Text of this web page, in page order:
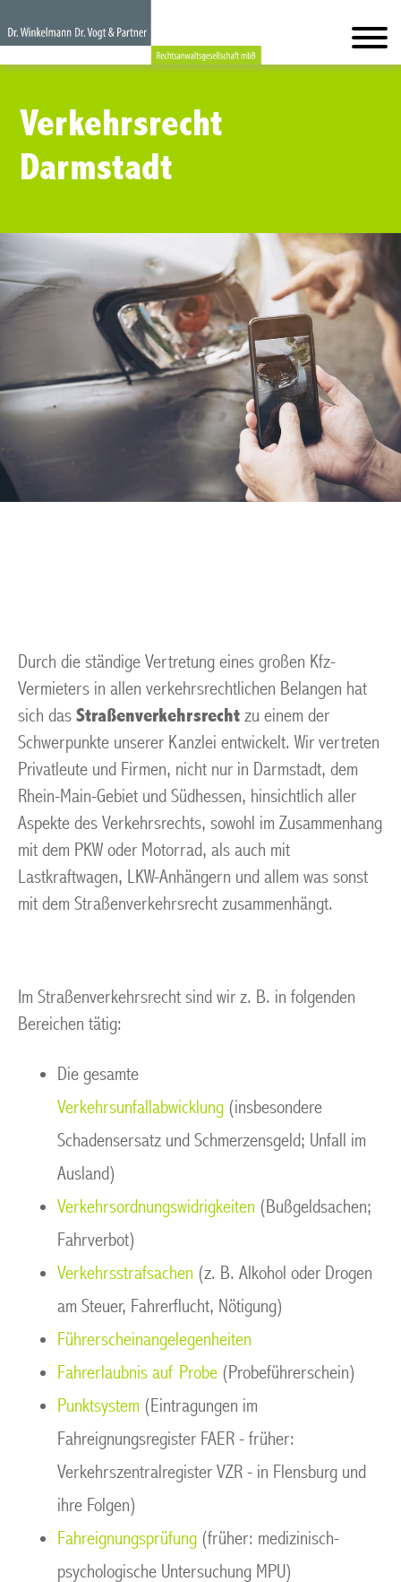
Verkehrsrecht
Darmstadt
Durch die ständige Vertretung eines großen Kfz-
Vermieters in allen verkehrsrechtlichen Belangen hat
sich das Straßenverkehrsrecht zu einem der
Schwerpunkte unserer Kanzlei entwickelt. Wir vertreten
Privatleute und Firmen, nicht nur in Darmstadt, dem
Rhein-Main-Gebiet und Südhessen, hinsichtlich aller
Aspekte des Verkehrsrechts, sowohl im Zusammenhang
mit dem PKW oder Motorrad, als auch mit
Lastkraftwagen, LKW-Anhängern und allem was sonst
mit dem Straßenverkehrsrecht zusammenhängt.
Im Straßenverkehrsrecht sind wir z. B. in folgenden
Bereichen tätig:
Die gesamte
Verkehrsunfallabwicklung (insbesondere
Schadensersatz und Schmerzensgeld; Unfall im
Ausland)
Verkehrsordnungswidrigkeiten (Bußgeldsachen;
Fahrverbot)
Verkehrsstrafsachen (z. B. Alkohol oder Drogen
am Steuer, Fahrerflucht, Nötigung)
Führerscheinangelegenheiten
Fahrerlaubnis auf Probe (Probeführerschein)
Punktsystem (Eintragungen im
Fahreignungsregister FAER - früher:
Verkehrszentralregister VZR - in Flensburg und
ihre Folgen)
Fahreignungsprüfung (früher: medizinisch-
psychologische Untersuchung MPU)